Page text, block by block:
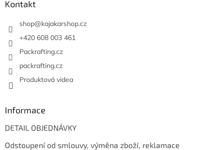
Kontakt
shop@kajakarshop.cz
+420 608 003 461
Packrafting.cz
packrafting.cz
Produktová videa
Informace
DETAIL OBJEDNÁVKY
Odstoupení od smlouvy, výměna zboží, reklamace